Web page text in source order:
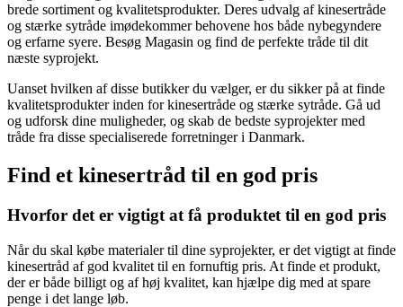
brede sortiment og kvalitetsprodukter. Deres udvalg af kinesertråde
og stærke sytråde imødekommer behovene hos både nybegyndere
og erfarne syere. Besøg Magasin og find de perfekte tråde til dit
næste syprojekt.
Uanset hvilken af disse butikker du vælger, er du sikker på at finde
kvalitetsprodukter inden for kinesertråde og stærke sytråde. Gå ud
og udforsk dine muligheder, og skab de bedste syprojekter med
tråde fra disse specialiserede forretninger i Danmark.
Find et kinesertråd til en god pris
Hvorfor det er vigtigt at få produktet til en god pris
Når du skal købe materialer til dine syprojekter, er det vigtigt at finde
kinesertråd af god kvalitet til en fornuftig pris. At finde et produkt,
der er både billigt og af høj kvalitet, kan hjælpe dig med at spare
penge i det lange løb.